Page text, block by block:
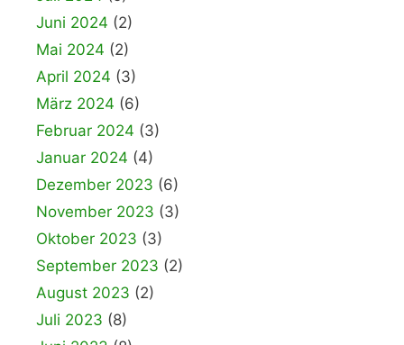
Juni 2024 (2)
Mai 2024 (2)
April 2024 (3)
März 2024 (6)
Februar 2024 (3)
Januar 2024 (4)
Dezember 2023 (6)
November 2023 (3)
Oktober 2023 (3)
September 2023 (2)
August 2023 (2)
Juli 2023 (8)